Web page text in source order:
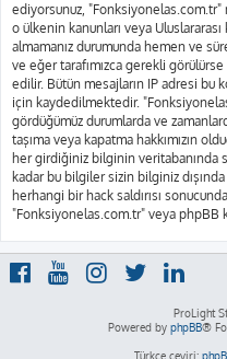
ediyorsunuz, "Fonksiyonelas.com.tr"
o ülkenin kanunları veya
almamanız durumunda hemen ve
ve eğer tarafımızca gerekli
edilir. Bütün mesajların IP adresi bu
için kaydedilmektedir.
gördüğümüz durumlarda ve
taşıma veya kapatma hakkımızın
her girdiğiniz bilginin veritabanında
kadar bu bilgiler sizin bilginiz
herhangi bir hack saldırısı
"Fonksiyonelas.com.tr" veya phpBB
ProLight
Powered by phpBB®
Türkçe çeviri: